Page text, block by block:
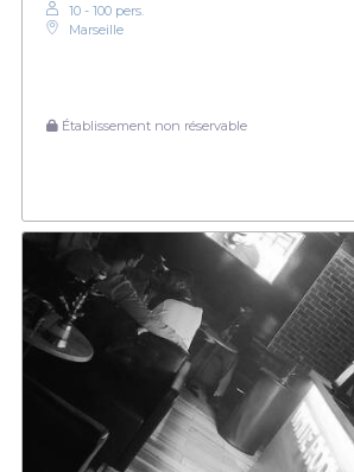
10 - 100 pers.
Marseille
Établissement non réservable